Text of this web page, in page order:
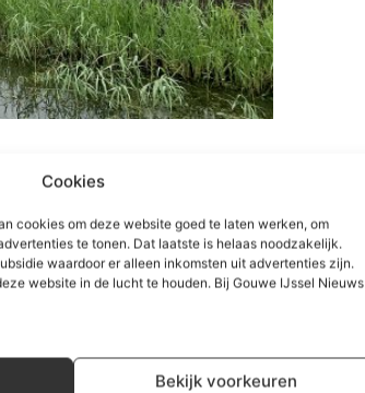
Cookies
cookies om deze website goed te laten werken, om
te tonen. Dat laatste is helaas noodzakelijk.
waardoor er alleen inkomsten uit advertenties zijn.
website in de lucht te houden. Bij Gouwe IJssel Nieuws
Bekijk voorkeuren